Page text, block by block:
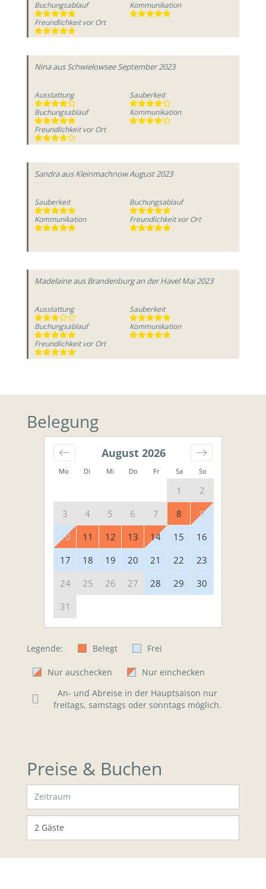
Buchungsablauf
Kommunikation
Freundlichkeit vor Ort
Ninaaus Schwielowsee September 2023
Ausstattung
Sauberkeit
Buchungsablauf
Kommunikation
Freundlichkeit vor Ort
Sandraaus KleinmachnowAugust 2023
Sauberkeit
Buchungsablauf
Kommunikation
Freundlichkeit vor Ort
Madelaineaus Brandenburg an der Havel Mai 2023
Ausstattung
Sauberkeit
Buchungsablauf
Kommunikation
Freundlichkeit vor Ort
Belegung
Mo Di Mi Do Fr Sa So
August 2026
1
2
3
4 5 6 7 8
9
10
11 12 13 14 15
16
17
18 19 20 21 22
23
24
25 26 27 28 29
30
31
Legende: Belegt Frei
Nur auschecken
Nur einchecken
An- und Abreise in der Hauptsaison nur
freitags, samstags oder sonntags möglich.
Preise & Buchen